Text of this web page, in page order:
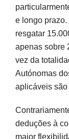
e longo
resgatar
apenas sobre
vez da
Autónomas
aplicáveis
deduções à
maior